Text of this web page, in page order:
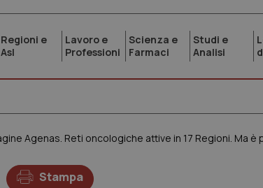
Regioni e
Asl
Lavoro e
Professioni
Scienza e
Farmaci
Studi e
Analisi
Stampa